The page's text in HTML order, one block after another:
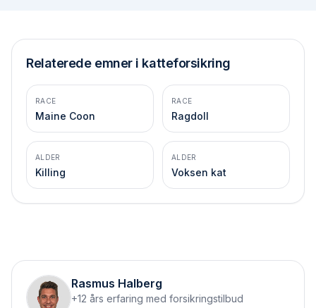
Relaterede emner i katteforsikring
RACE
Maine Coon
RACE
Ragdoll
ALDER
Killing
ALDER
Voksen kat
Rasmus Halberg
+12 års erfaring med forsikringstilbud